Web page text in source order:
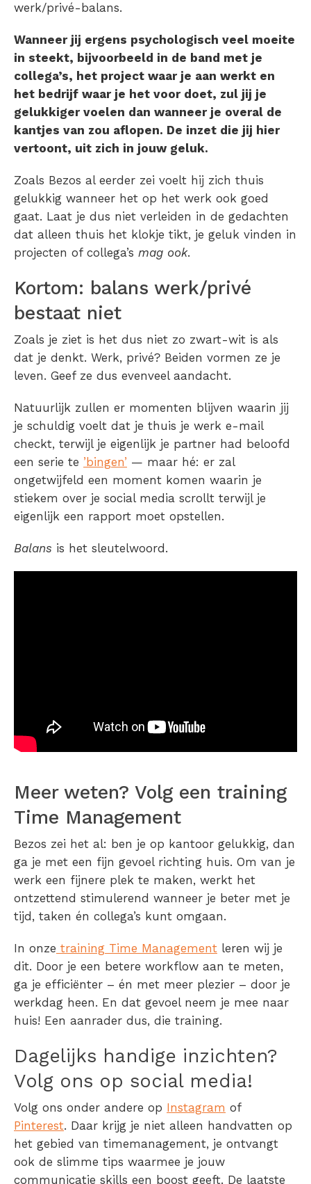
werk/privé-balans.
Wanneer jij ergens psychologisch veel moeite
in steekt, bijvoorbeeld in de band met je
collega’s, het project waar je aan werkt en
het bedrijf waar je het voor doet, zul jij je
gelukkiger voelen dan wanneer je overal de
kantjes van zou aflopen. De inzet die jij hier
vertoont, uit zich in jouw geluk.
Zoals Bezos al eerder zei voelt hij zich thuis
gelukkig wanneer het op het werk ook goed
gaat. Laat je dus niet verleiden in de gedachten
dat alleen thuis het klokje tikt, je geluk vinden in
projecten of collega’s mag ook.
Kortom: balans werk/privé
bestaat niet
Zoals je ziet is het dus niet zo zwart-wit is als
dat je denkt. Werk, privé? Beiden vormen ze je
leven. Geef ze dus evenveel aandacht.
Natuurlijk zullen er momenten blijven waarin jij
je schuldig voelt dat je thuis je werk e-mail
checkt, terwijl je eigenlijk je partner had beloofd
een serie te ’bingen’ — maar hé: er zal
ongetwijfeld een moment komen waarin je
stiekem over je social media scrollt terwijl je
eigenlijk een rapport moet opstellen.
Balans is het sleutelwoord.
Meer weten? Volg een training
Time Management
Bezos zei het al: ben je op kantoor gelukkig, dan
ga je met een fijn gevoel richting huis. Om van je
werk een fijnere plek te maken, werkt het
ontzettend stimulerend wanneer je beter met je
tijd, taken én collega’s kunt omgaan.
In onze training Time Management leren wij je
dit. Door je een betere workflow aan te meten,
ga je efficiënter – én met meer plezier – door je
werkdag heen. En dat gevoel neem je mee naar
huis! Een aanrader dus, die training.
Dagelijks handige inzichten?
Volg ons op social media!
Volg ons onder andere op Instagram of
Pinterest. Daar krijg je niet alleen handvatten op
het gebied van timemanagement, je ontvangt
ook de slimme tips waarmee je jouw
communicatie skills een boost geeft. De laatste